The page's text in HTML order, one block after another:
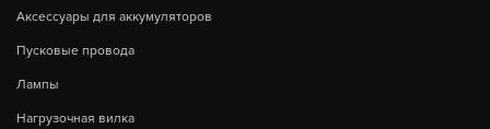
Аксессуары для аккумуляторов
Пусковые провода
Лампы
Нагрузочная вилка